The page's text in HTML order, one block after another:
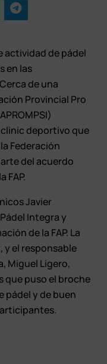
actividad de pádel
en las
de una
Provincial Pro
deportivo que
Federación
del acuerdo
FAP.
Javier
Integra y
de la FAP. La
y el responsable
Miguel Ligero,
que puso el broche
pádel y de buen